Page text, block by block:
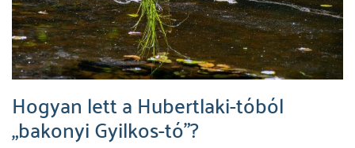
Hogyan lett a Hubertlaki-tóból
„bakonyi Gyilkos-tó”?